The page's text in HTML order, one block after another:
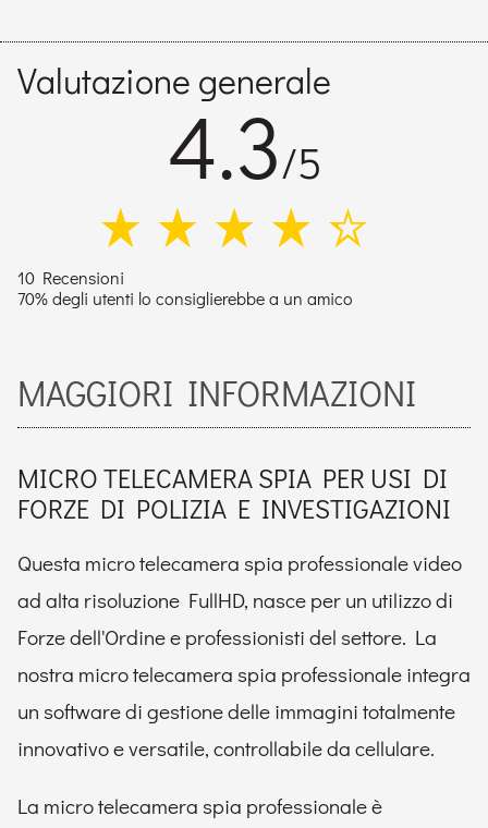
Valutazione generale
4.3/5
10 Recensioni
70% degli utenti lo consiglierebbe a un amico
MAGGIORI INFORMAZIONI
MICRO TELECAMERA SPIA PER USI DI
FORZE DI POLIZIA E INVESTIGAZIONI
Questa micro telecamera spia professionale video
ad alta risoluzione FullHD, nasce per un utilizzo di
Forze dell'Ordine e professionisti del settore. La
nostra micro telecamera spia professionale integra
un software di gestione delle immagini totalmente
innovativo e versatile, controllabile da cellulare.
La micro telecamera spia professionale è